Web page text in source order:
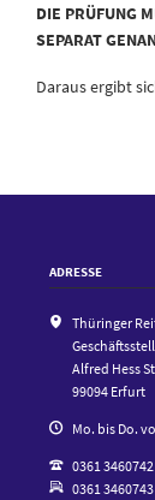
DIE PRÜFUNG
SEPARAT
Daraus ergibt
ADRESSE
Thüringer
Alfred Hess
99094 Erfurt
Mo. bis Do.
0361 3460742
0361 3460743